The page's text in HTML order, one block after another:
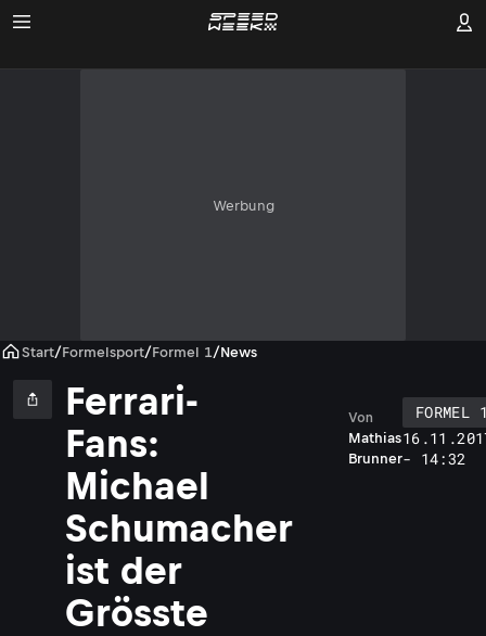
Werbung
Start/Formelsport/Formel 1/News
Ferrari-
Fans:
Michael
Schumacher
ist der
Grösste
Mathias
Brunner
Von
FORMEL
- 14:32